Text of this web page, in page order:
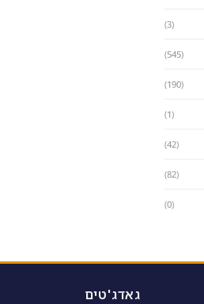
(3)
(545)
(190)
(1)
(42)
(82)
(0)
גאדג'טים